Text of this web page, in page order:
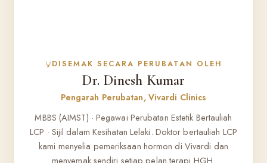
DISEMAK SECARA PERUBATAN OLEH
Dr. Dinesh Kumar
Pengarah Perubatan, Vivardi Clinics
MBBS (AIMST) · Pegawai Perubatan Estetik Bertauliah
LCP · Sijil dalam Kesihatan Lelaki. Doktor bertauliah LCP
kami menyelia pemeriksaan hormon di Vivardi dan
menyemak sendiri setiap pelan terapi HGH.